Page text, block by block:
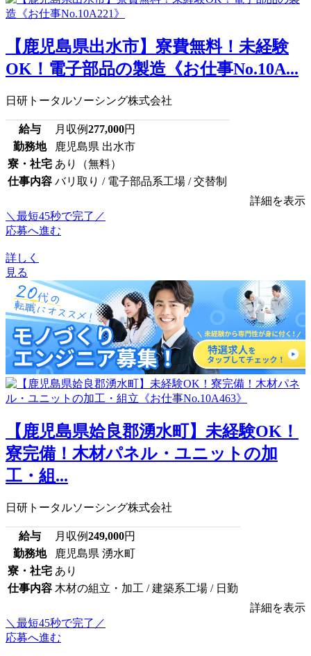
【鹿児島県出水市】寮費無料！未経験
OK！電子部品の製造《お仕事No.10A...
日研トータルソーシング株式会社
給与 月収例277,000円
勤務地
鹿児島県 出水市
寮・社宅 あり（無料）
仕事内容 バリ取り / 電子部品系工場 / 交替制
詳細を表示
＼最短45秒で完了／
応募へ進む
詳しく
見る
【鹿児島県姶良郡湧水町】未経験OK！
寮完備！木材パネル・ユニットの加
工・組...
日研トータルソーシング株式会社
給与 月収例249,000円
勤務地
鹿児島県 湧水町
寮・社宅 あり
仕事内容 木材の組立・加工 / 建築系工場 / 日勤
詳細を表示
＼最短45秒で完了／
応募へ進む